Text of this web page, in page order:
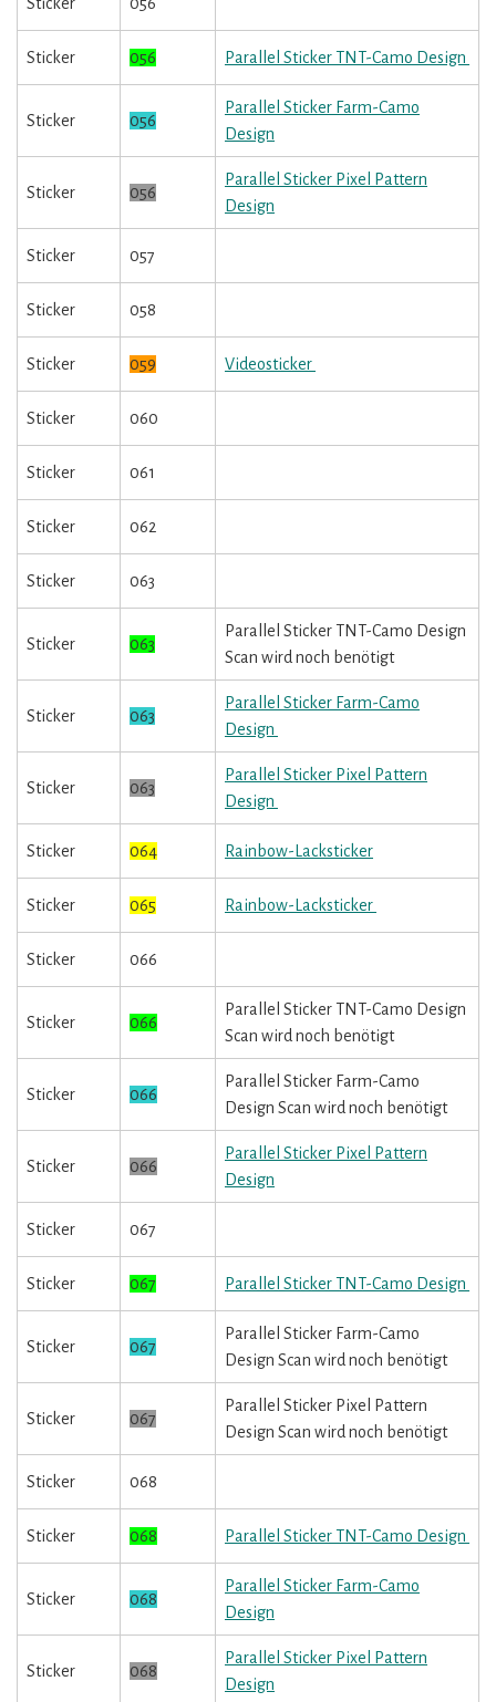
Sticker 056 Parallel Sticker TNT-Camo Design
Sticker 056
Parallel Sticker Farm-Camo
Design
Sticker 056
Parallel Sticker Pixel Pattern
Design
Sticker 057
Sticker 058
Sticker 059 Videosticker
Sticker 060
Sticker 061
Sticker 062
Sticker 063
Sticker 063
Parallel Sticker TNT-Camo Design
Scan wird noch benötigt
Sticker 063
Parallel Sticker Farm-Camo
Design
Sticker 063
Parallel Sticker Pixel Pattern
Design
Sticker 064 Rainbow-Lacksticker
Sticker 065 Rainbow-Lacksticker
Sticker 066
Sticker 066
Parallel Sticker TNT-Camo Design
Scan wird noch benötigt
Sticker 066
Parallel Sticker Farm-Camo
Design Scan wird noch benötigt
Sticker 066
Parallel Sticker Pixel Pattern
Design
Sticker 067
Sticker 067 Parallel Sticker TNT-Camo Design
Sticker 067
Parallel Sticker Farm-Camo
Design Scan wird noch benötigt
Sticker 067
Parallel Sticker Pixel Pattern
Design Scan wird noch benötigt
Sticker 068
Sticker 068 Parallel Sticker TNT-Camo Design
Sticker 068
Parallel Sticker Farm-Camo
Design
Sticker 068
Parallel Sticker Pixel Pattern
Design